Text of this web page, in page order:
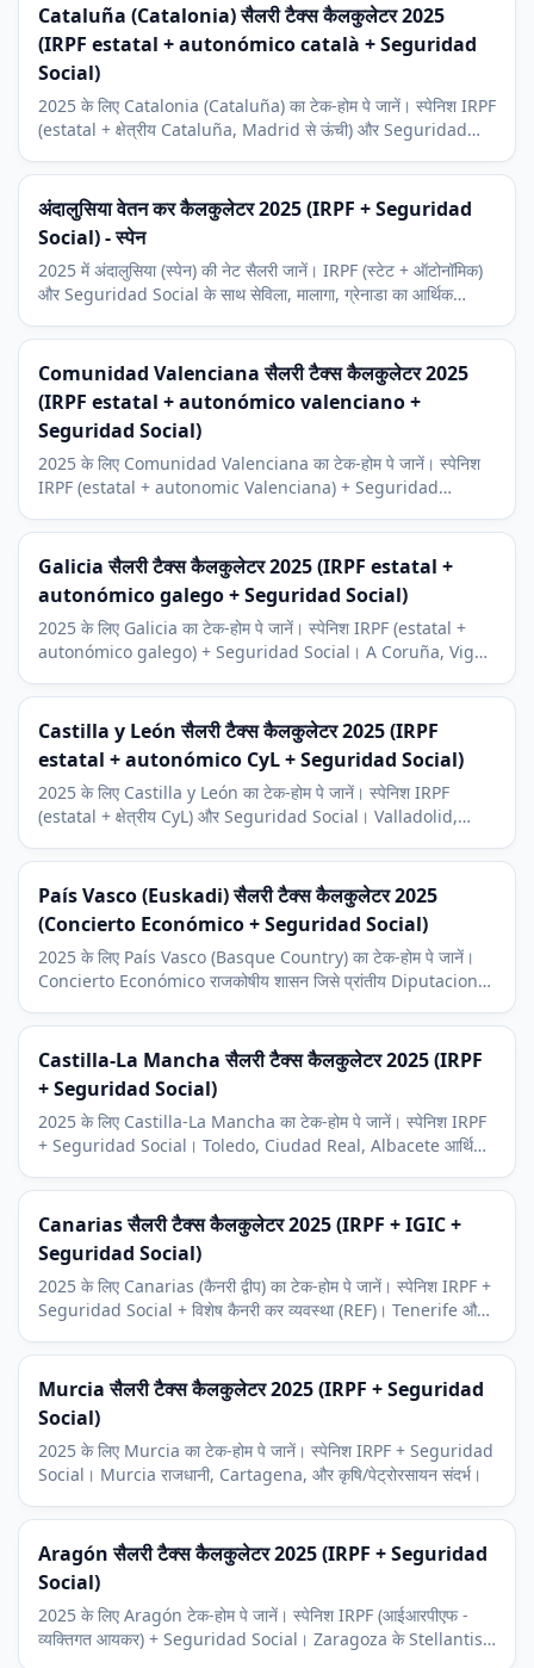
Cataluña (Catalonia) सैलरी टैक्स कैलकुलेटर 2025
(IRPF estatal + autonómico català + Seguridad
Social)
2025 के लिए Catalonia (Cataluña) का टेक-होम पे जानें। स्पेनिश IRPF
(estatal + क्षेत्रीय Cataluña, Madrid से ऊंची) और Seguridad
अंदालुसिया वेतन कर कैलकुलेटर 2025 (IRPF + Seguridad
Social) - स्पेन
2025 में अंदालुसिया (स्पेन) की नेट सैलरी जानें। IRPF (स्टेट + ऑटोनॉमिक)
और Seguridad Social के साथ सेविला, मालागा, ग्रेनाडा का आर्थिक
Comunidad Valenciana सैलरी टैक्स कैलकुलेटर 2025
(IRPF estatal + autonómico valenciano +
Seguridad Social)
2025 के लिए Comunidad Valenciana का टेक-होम पे जानें। स्पेनिश
IRPF (estatal + autonomic Valenciana) + Seguridad
Galicia सैलरी टैक्स कैलकुलेटर 2025 (IRPF estatal +
autonómico galego + Seguridad Social)
2025 के लिए Galicia का टेक-होम पे जानें। स्पेनिश IRPF (estatal +
autonómico galego) + Seguridad Social। A Coruña, Vigo,
Castilla y León सैलरी टैक्स कैलकुलेटर 2025 (IRPF
estatal + autonómico CyL + Seguridad Social)
2025 के लिए Castilla y León का टेक-होम पे जानें। स्पेनिश IRPF
(estatal + क्षेत्रीय CyL) और Seguridad Social। Valladolid,
País Vasco (Euskadi) सैलरी टैक्स कैलकुलेटर 2025
(Concierto Económico + Seguridad Social)
2025 के लिए País Vasco (Basque Country) का टेक-होम पे जानें।
Concierto Económico राजकोषीय शासन जिसे प्रांतीय Diputaciones
Castilla-La Mancha सैलरी टैक्स कैलकुलेटर 2025 (IRPF
+ Seguridad Social)
2025 के लिए Castilla-La Mancha का टेक-होम पे जानें। स्पेनिश IRPF
+ Seguridad Social। Toledo, Ciudad Real, Albacete आर्थिक
Canarias सैलरी टैक्स कैलकुलेटर 2025 (IRPF + IGIC +
Seguridad Social)
2025 के लिए Canarias (कैनरी द्वीप) का टेक-होम पे जानें। स्पेनिश IRPF +
Seguridad Social + विशेष कैनरी कर व्यवस्था (REF)। Tenerife और
Murcia सैलरी टैक्स कैलकुलेटर 2025 (IRPF + Seguridad
Social)
2025 के लिए Murcia का टेक-होम पे जानें। स्पेनिश IRPF + Seguridad
Social। Murcia राजधानी, Cartagena, और कृषि/पेट्रोरसायन संदर्भ।
Aragón सैलरी टैक्स कैलकुलेटर 2025 (IRPF + Seguridad
Social)
2025 के लिए Aragón टेक-होम पे जानें। स्पेनिश IRPF (आईआरपीएफ -
व्यक्तिगत आयकर) + Seguridad Social। Zaragoza के Stellantis